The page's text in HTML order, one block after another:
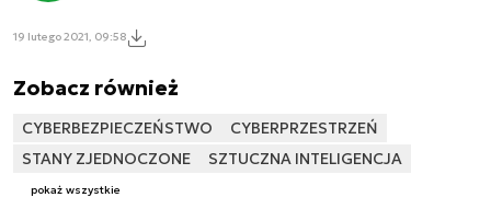
19 lutego 2021, 09:58
Zobacz również
CYBERBEZPIECZEŃSTWO
CYBERPRZESTRZEŃ
STANY ZJEDNOCZONE
SZTUCZNA INTELIGENCJA
pokaż wszystkie